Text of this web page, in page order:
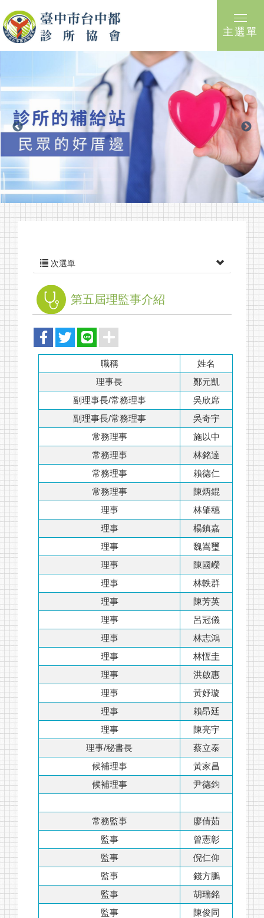
主選單
關於我們
最新消息
單位介紹
監理事名單
會員診所據點
會議室租借辦法
聯絡我們
次選單
第五屆理監事介紹
職稱
姓名
理事長
鄭元凱
副理事長/常務理事
吳欣席
副理事長/常務理事
吳奇宇
常務理事
施以中
常務理事
林銘達
常務理事
賴德仁
常務理事
陳炳錕
理事
林肇穗
理事
楊鎮嘉
理事
魏嵩璽
理事
陳國嶸
理事
林軼群
理事
陳芳英
理事
呂冠儀
理事
林志鴻
理事
林恆圭
理事
洪啟惠
理事
黃妤璇
理事
賴昂廷
理事
陳亮宇
理事/秘書長
蔡立泰
候補理事
黃家昌
候補理事
尹德鈞
常務監事
廖倩茹
監事
曾憲彰
監事
倪仁仰
監事
錢方鵬
監事
胡瑞銘
監事
陳俊同